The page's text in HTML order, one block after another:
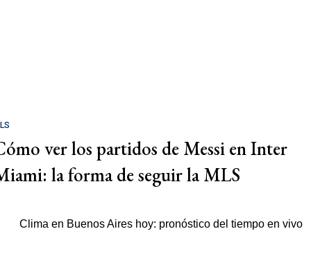
ver los partidos de Messi en Inter
la forma de seguir la MLS